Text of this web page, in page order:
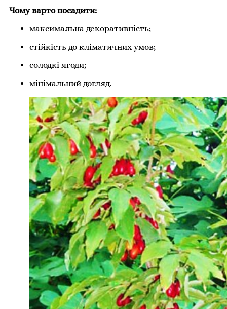
Чому варто посадити:
максимальна декоративність;
стійкість до кліматичних умов;
солодкі ягоди;
мінімальний догляд.